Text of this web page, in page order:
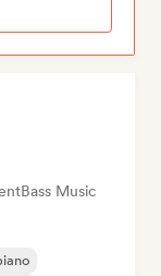
Bass Music